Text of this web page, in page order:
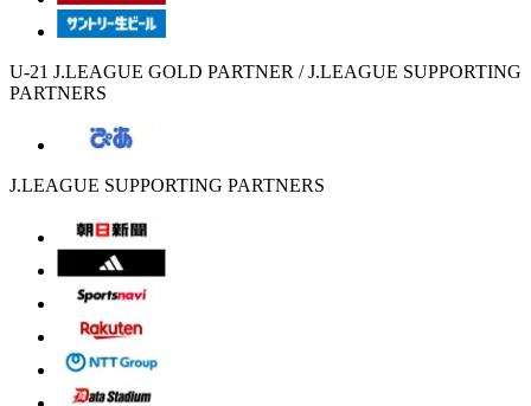
U-21 J.LEAGUE GOLD PARTNER / J.LEAGUE SUPPORTING
PARTNERS
J.LEAGUE SUPPORTING PARTNERS